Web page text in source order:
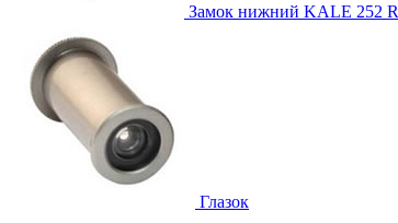
Замок нижний KALE 252 R
Глазок